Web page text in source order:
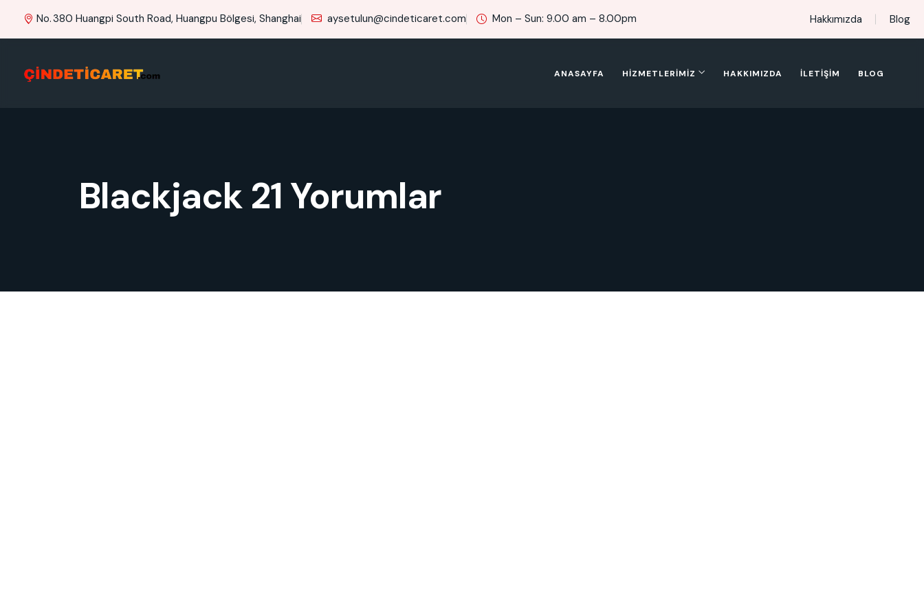
No. 380 Huangpi South Road, Huangpu Bölgesi, Shanghai aysetulun@cindeticaret.com Mon – Sun: 9.00 am – 8.00pm Hakkımızda Blog
ANASAYFA HIZMETLERIMIZ HAKKIMIZDA İLETIŞIM BLOG
Blackjack 21 Yorumlar